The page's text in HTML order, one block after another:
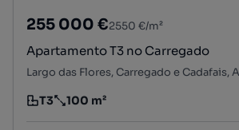
255 000 €2550 €/m²
Apartamento T3 no Carregado
Largo das Flores, Carregado e Cadafais,
Tipologia
T3
Preço por metro quadrado
100 m²